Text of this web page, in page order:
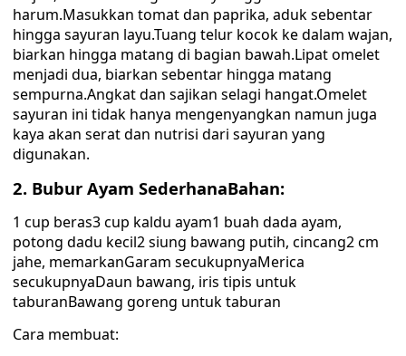
harum.Masukkan tomat dan paprika, aduk sebentar
hingga sayuran layu.Tuang telur kocok ke dalam wajan,
biarkan hingga matang di bagian bawah.Lipat omelet
menjadi dua, biarkan sebentar hingga matang
sempurna.Angkat dan sajikan selagi hangat.Omelet
sayuran ini tidak hanya mengenyangkan namun juga
kaya akan serat dan nutrisi dari sayuran yang
digunakan.
2. Bubur Ayam SederhanaBahan:
1 cup beras3 cup kaldu ayam1 buah dada ayam,
potong dadu kecil2 siung bawang putih, cincang2 cm
jahe, memarkanGaram secukupnyaMerica
secukupnyaDaun bawang, iris tipis untuk
taburanBawang goreng untuk taburan
Cara membuat: